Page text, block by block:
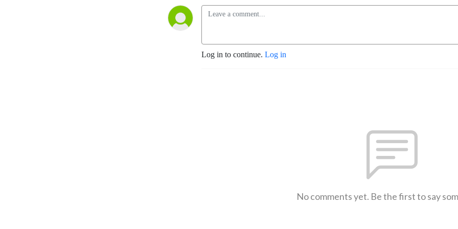
Log in to continue. Log in
No comments yet. Be the first to say